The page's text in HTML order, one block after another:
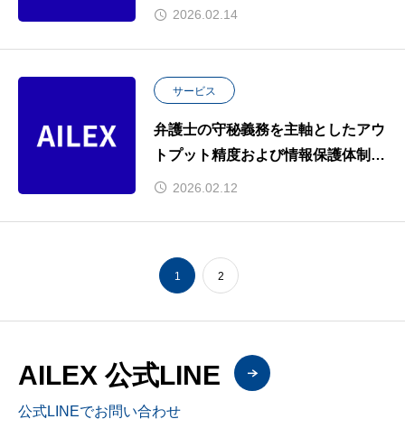
2026.02.14
サービス
弁護士の守秘義務を主軸としたアウ
トプット精度および情報保護体制に
関する協議を実施しました。
2026.02.12
1 2
AILEX 公式LINE
公式LINEでお問い合わせ